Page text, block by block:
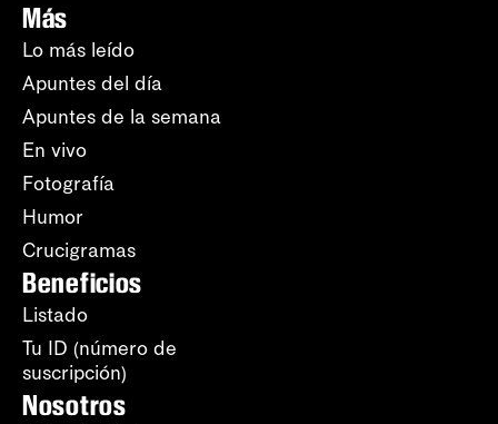
Más
Lo más leído
Apuntes del día
Apuntes de la semana
En vivo
Fotografía
Humor
Crucigramas
Beneficios
Listado
Tu ID (número de
suscripción)
Nosotros